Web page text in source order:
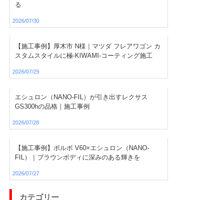
る
2026/07/30
【施工事例】厚木市 N様｜マツダ フレアワゴン カ
スタムスタイルに極-KIWAMI-コーティング施工
2026/07/29
エシュロン（NANO-FIL）が引き出すレクサス
GS300hの品格｜施工事例
2026/07/28
【施工事例】ボルボ V60×エシュロン（NANO-
FIL）｜ブラウンボディに深みのある輝きを
2026/07/27
カテゴリー